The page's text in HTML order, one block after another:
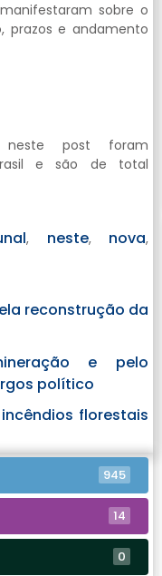
sobre o
prazos e andamento
neste post foram
e são de total
, neste, nova,
reconstrução da
e pelo
político
florestais
945
14
0